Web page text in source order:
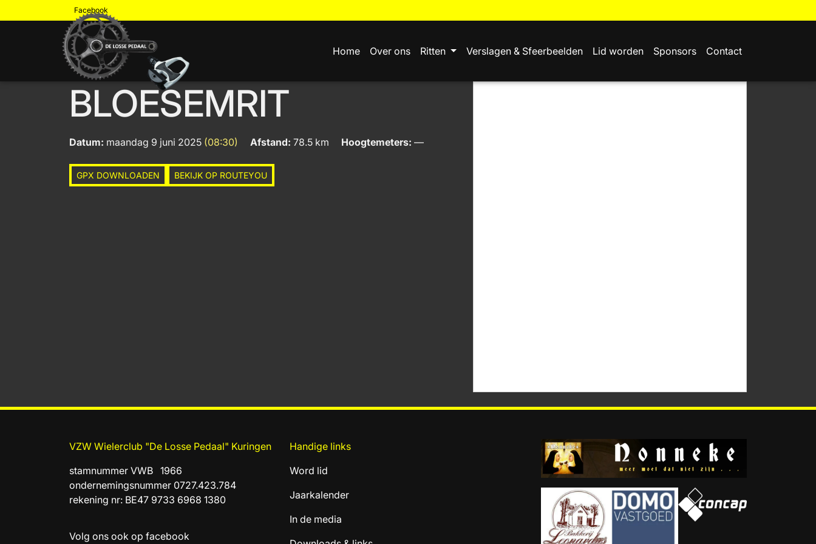
Facebook
Home Over ons Ritten Verslagen & Sfeerbeelden Lid worden Sponsors Contact
BLOESEMRIT
Datum: maandag 9 juni 2025 (08:30) Afstand: 78.5 km Hoogtemeters: —
GPX DOWNLOADEN BEKIJK OP ROUTEYOU
VZW Wielerclub "De Losse Pedaal" Kuringen
stamnummer VWB 1966
ondernemingsnummer 0727.423.784
rekening nr: BE47 9733 6968 1380
Volg ons ook op facebook
Handige links
Word lid
Jaarkalender
In de media